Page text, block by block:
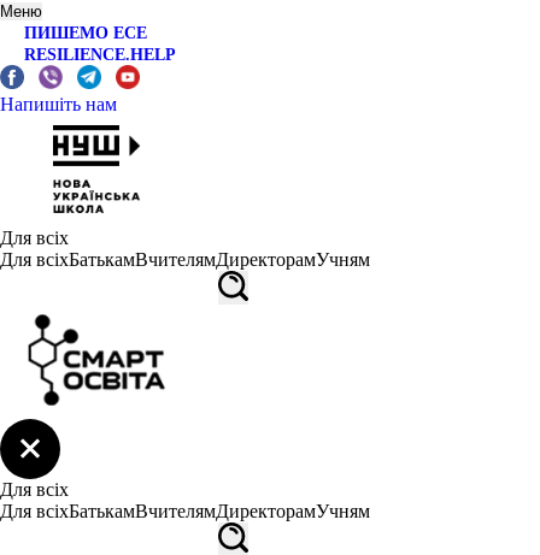
Меню
ПИШЕМО ЕСЕ
RESILIENCE.HELP
Напишіть нам
Для всіх
Для всіхБатькамВчителямДиректорамУчням
Для всіх
Для всіхБатькамВчителямДиректорамУчням